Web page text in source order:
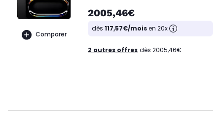
Comparer
2005,46€
dès 117,57€/moisen 20x
2 autres offres dès 2005,46€